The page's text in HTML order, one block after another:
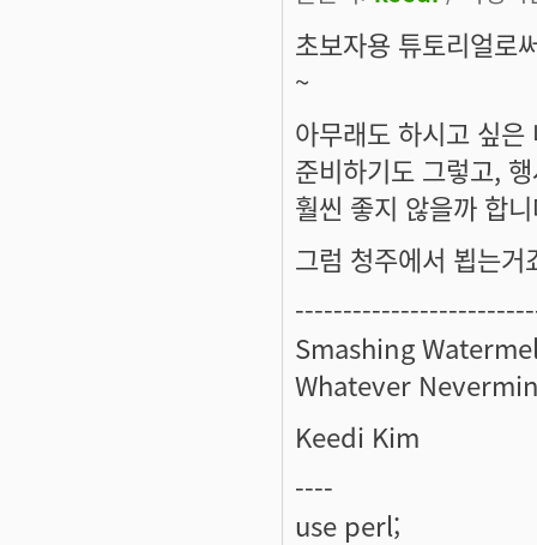
초보자용 튜토리얼로
~
아무래도 하시고 싶
준비하기도 그렇고,
훨씬 좋지 않을까 합
그럼 청주에서 뵙는거
Smashing
Whatever
Keedi Kim
----
use perl;